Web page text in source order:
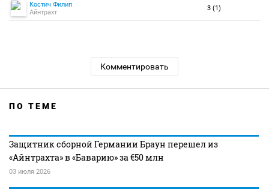
Костич Филип
Айнтрахт
3 (1)
Комментировать
ПО ТЕМЕ
Защитник сборной Германии Браун перешел из
«Айнтрахта» в «Баварию» за €50 млн
03 июля 2026